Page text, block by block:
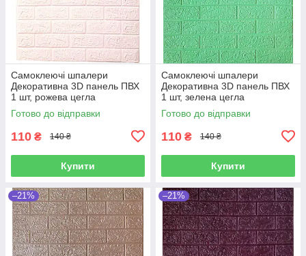
Самоклеючі шпалери
Декоративна 3D панель ПВХ
1 шт, рожева цегла
700х770х4мм
Готово до відправки
110 ₴ 140 ₴
Купити
Самоклеючі шпалери
Декоративна 3D панель ПВХ
1 шт, зелена цегла
700х770х4мм
Готово до відправки
110 ₴ 140 ₴
Купити
–21% –21%